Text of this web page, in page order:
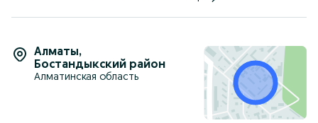
Алматы,
Бостандыкский район
Алматинская область